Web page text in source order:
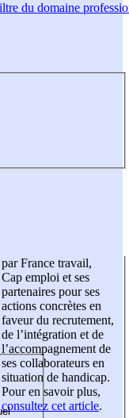
du domaine
par France travail,
Cap emploi et ses
partenaires pour ses
actions concrètes en
faveur du recrutement,
de l’intégration et de
l’accompagnement de
ses collaborateurs en
situation de handicap.
Pour en savoir plus,
consultez cet article.